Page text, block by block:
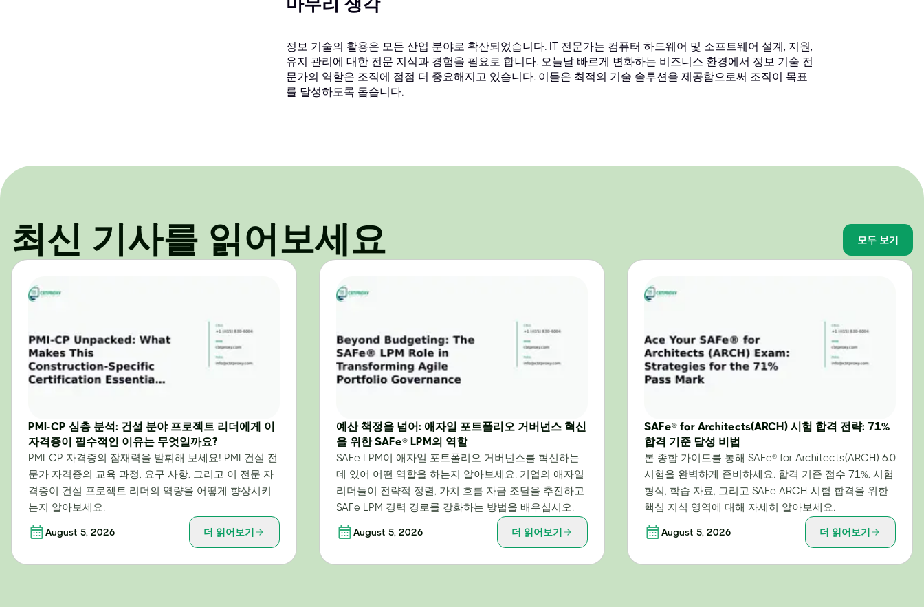
마무리 생각
정보 기술의 활용은 모든 산업 분야로 확산되었습니다. IT 전문가는 컴퓨터 하드웨어 및 소프트웨어 설계, 지원,
유지 관리에 대한 전문 지식과 경험을 필요로 합니다. 오늘날 빠르게 변화하는 비즈니스 환경에서 정보 기술 전
문가의 역할은 조직에 점점 더 중요해지고 있습니다. 이들은 최적의 기술 솔루션을 제공함으로써 조직이 목표
를 달성하도록 돕습니다.
최신 기사를 읽어보세요 모두 보기
PMI-CP 심층 분석: 건설 분야 프로젝트 리더에게 이
자격증이 필수적인 이유는 무엇일까요?
PMI-CP 자격증의 잠재력을 발휘해 보세요! PMI 건설 전
문가 자격증의 교육 과정, 요구 사항, 그리고 이 전문 자
격증이 건설 프로젝트 리더의 역량을 어떻게 향상시키
는지 알아보세요.
August 5, 2026 더 읽어보기
예산 책정을 넘어: 애자일 포트폴리오 거버넌스 혁신
을 위한 SAFe® LPM의 역할
SAFe LPM이 애자일 포트폴리오 거버넌스를 혁신하는
데 있어 어떤 역할을 하는지 알아보세요. 기업의 애자일
리더들이 전략적 정렬, 가치 흐름 자금 조달을 추진하고
SAFe LPM 경력 경로를 강화하는 방법을 배우십시오.
August 5, 2026 더 읽어보기
SAFe® for Architects(ARCH) 시험 합격 전략: 71%
합격 기준 달성 비법
본 종합 가이드를 통해 SAFe® for Architects(ARCH) 6.0
시험을 완벽하게 준비하세요. 합격 기준 점수 71%, 시험
형식, 학습 자료, 그리고 SAFe ARCH 시험 합격을 위한
핵심 지식 영역에 대해 자세히 알아보세요.
August 5, 2026 더 읽어보기